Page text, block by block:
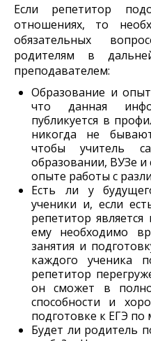
Если репетитор
отношениях, то
обязательных
родителям в
преподавателем:
Образование и
что данная
публикуется в
никогда не
чтобы учитель
образовании, ВУЗе и
опыте работы с
Есть ли у
ученики и, если
репетитор
ему необходимо
занятия и
каждого ученика
репетитор
он сможет в
способности и
подготовке к ЕГЭ по
Будет ли родитель